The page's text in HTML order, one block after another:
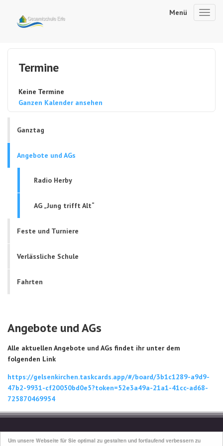
Um unsere Webseite für Sie optimal zu gestalten und fortlaufend verbessern zu
Menü
Termine
Keine Termine
Ganzen Kalender ansehen
Ganztag
Angebote und AGs
Radio Herby
AG „Jung trifft Alt“
Feste und Turniere
Verlässliche Schule
Fahrten
Angebote und AGs
Alle aktuellen Angebote und AGs findet ihr unter dem
folgenden Link
https://gelsenkirchen.taskcards.app/#/board/3b1c1289-a9d9-
47b2-9931-cf20050bd0e5?token=52e3a49a-21a1-41cc-ad68-
725870469954
© 2026Gesamtschule Erle